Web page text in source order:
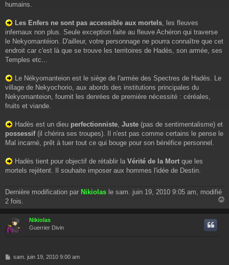
humains.
Les Enfers ne sont pas accessible aux mortels, les fleuves
infernaux non plus. Seule exception faite au fleuve Achéron qui traverse
le Nekyomantéion. D'ailleur, votre personnage ne pourra connaître que cet
endroit car c'est là que se trouve les territoires de Hadès, son armée, ses
Temples etc...
Le Nékyomanteion est le siège de l'armée des Spectres de Hadès. Le
village de Nekyochorio, aux abords des institutions principales du
Nekyomanteion, fournit les denrées de première nécessité : céréales,
fruits et viande.
Hadès est un dieu perfectionniste, Juste (pas de sentimentalisme) et
possessif (il chérira ses troupes). Il n'est pas comme certains le pense le
Mal incarné, prêt à tuer tout ce qui bouge pour son bénéfice personnel.
Hadès tient pour objectif de rétablir la Vérité de la Mort que les
mortels rejètent. Il souhaite imposer aux hommes l'idée de Destin.
Dernière modification par Nikiolas le sam. juin 19, 2010 9:05 am, modifié
2 fois.
a
Nikiolas
Guerrier Divin
M
sam. juin 19, 2010 9:00 am